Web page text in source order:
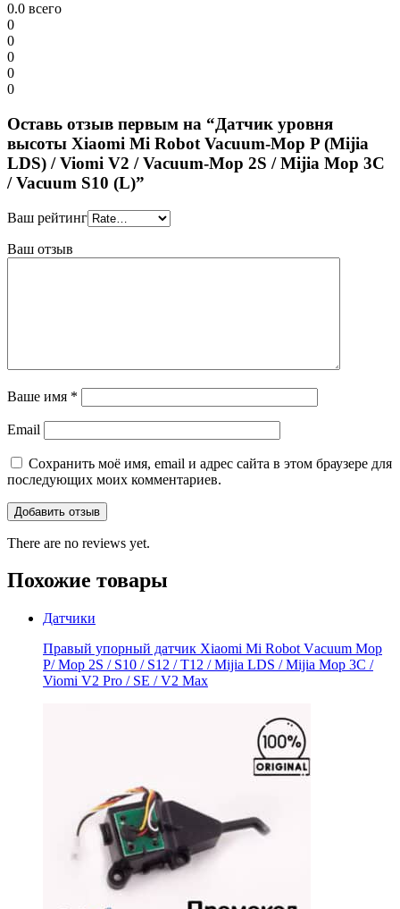
0.0 всего
0
0
0
0
0
Оставь отзыв первым на “Датчик уровня
высоты Xiaomi Mi Robot Vacuum-Mop P (Mijia
LDS) / Viomi V2 / Vacuum-Mop 2S / Mijia Mop 3C
/ Vacuum S10 (L)”
Ваш рейтинг
Ваш отзыв
Ваше имя *
Email
Сохранить моё имя, email и адрес сайта в этом браузере для
последующих моих комментариев.
There are no reviews yet.
Похожие товары
Датчики
Правый упорный датчик Xiaomi Мi Rоbоt Vаcuum Мoр
Р/ Мop 2S / S10 / S12 / Т12 / Мijiа LDS / Mijia Mop 3C /
Viоmi V2 Рrо / SE / V2 Мaх